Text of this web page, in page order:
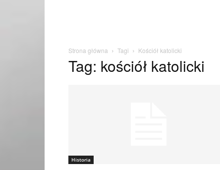
Strona główna Tagi Kościół katolicki
Tag: kościół katolicki
Historia